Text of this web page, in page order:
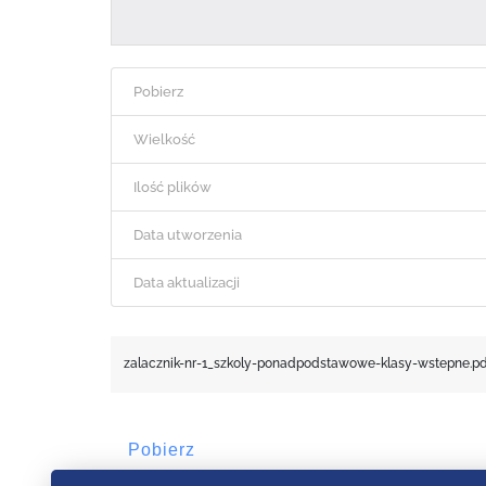
Pobierz
Wielkość
Ilość plików
Data utworzenia
Data aktualizacji
zalacznik-nr-1_szkoly-ponadpodstawowe-klasy-
Pobierz